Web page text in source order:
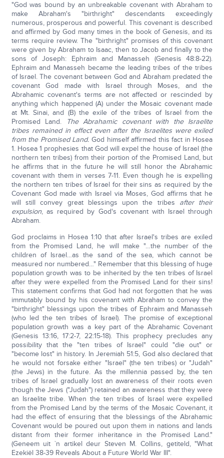
"God was bound by an unbreakable covenant with Abraham to
make Abraham's "birthright" descendants exceedingly
numerous, prosperous and powerful. This covenant is described
and affirmed by God many times in the book of Genesis, and its
terms require review. The "birthright" promises of this covenant
were given by Abraham to Isaac, then to Jacob and finally to the
sons of Joseph: Ephraim and Manasseh (Genesis 48:8-22).
Ephraim and Manasseh became the leading tribes of the tribes
of Israel. The covenant between God and Abraham predated the
covenant God made with Israel through Moses, and the
Abrahamic covenant's terms are not affected or rescinded by
anything which happened (A) under the Mosaic covenant made
at Mt. Sinai, and (B) the exile of the tribes of Israel from the
Promised Land.
The Abrahamic covenant with the Israelite
tribes remained in effect even after the Israelites were exiled
from the Promised Land. God himself affirmed this fact in Hosea
1. Hosea 1 prophesies that God will expel the house of Israel (the
northern ten tribes) from their portion of the Promised Land, but
he affirms that in the future he will still honor the Abrahamic
covenant with them in verses 7-11. Even though he is expelling
the northern ten tribes of Israel for their sins as required by the
Covenant God made with Israel via Moses, God affirms that he
will still convey great blessings upon the tribes after their
expulsion, as required by God's covenant with Israel through
Abraham.
God proclaims in Hosea 1:10 that after Israel's tribes are exiled
from the Promised Land, he will make "…the number of the
children of Israel…as the sand of the sea, which cannot be
measured nor numbered…" Remember that this blessing of huge
population growth was to be inherited by the ten tribes of Israel
after they were expelled from the Promised Land for their sins!
This statement confirms that God had not forgotten that he was
immutably bound by his covenant with Abraham to convey the
"birthright" blessings upon the tribes of Ephraim and Manasseh
(who led the ten tribes of Israel). The promise of exceptional
population growth was a key part of the Abrahamic Covenant
(Genesis 13:16, 17:2-7, 22:15-18). This prophecy precludes any
possibility that the "ten tribes of Israel" could "die out" or
"become lost" in history. In Jeremiah 51:5, God also declared that
he would not forsake either "Israel" (the ten tribes) or "Judah"
(the Jews) in the future. As the millennia passed by, the ten
tribes of Israel gradually lost an awareness of their roots even
though the Jews ("Judah") retained an awareness that they were
an Israelite tribe. When the ten tribes of Israel were expelled
from the Promised Land by the terms of the Mosaic Covenant, it
had the effect of ensuring that the blessings of the Abrahamic
Covenant would be poured out upon them in nations and lands
distant from their former inheritance in the Promised Land."
(Geneem uit `n artikel deur Steven M. Collins, getiteld, "What
Ezekiël 38-39 Reveals About a Future World War III".